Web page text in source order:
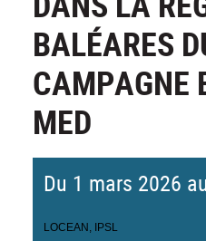
BALÉARES
CAMPAGNE
MED
Du 1 mars 2026
LOCEAN, IPSL